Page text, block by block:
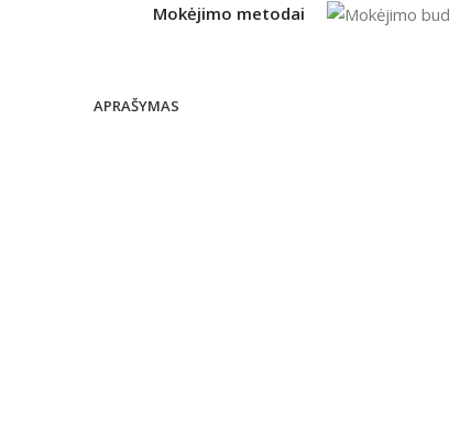
Mokėjimo metodai
APRAŠYMAS